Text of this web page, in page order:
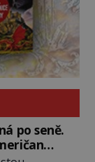
po seně.